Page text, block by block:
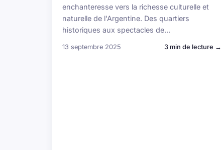
enchanteresse vers la richesse culturelle et
naturelle de l'Argentine. Des quartiers
historiques aux spectacles de...
13 septembre 2025 3 min de lecture →